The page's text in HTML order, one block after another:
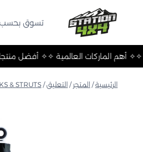
تسوق بحسب
✧✧ أهم الماركات العالمية ✧والتخييم ✧
الرئيسية/ المتجر / التعليق/
& STRUTS